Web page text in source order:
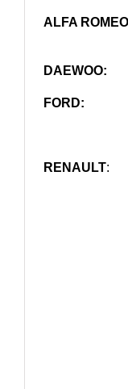
ALFA
DAEWOO:
FORD:
RENAULT: